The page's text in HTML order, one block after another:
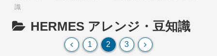
識
HERMES アレンジ・豆知識
前
へ
1 2 3
次
へ